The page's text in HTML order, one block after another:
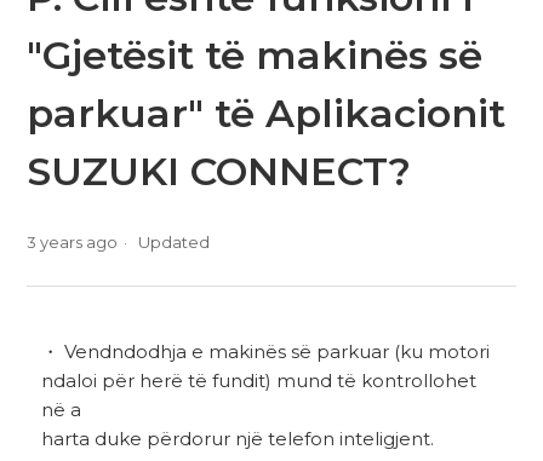
"Gjetësit të makinës së
parkuar" të Aplikacionit
SUZUKI CONNECT?
3 years ago Updated
・ Vendndodhja e makinës së parkuar (ku motori
ndaloi për herë të fundit) mund të kontrollohet
në a
harta duke përdorur një telefon inteligjent.